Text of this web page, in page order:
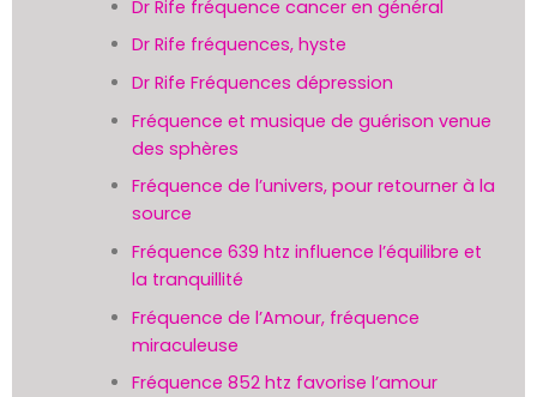
Dr Rife fréquence cancer en général
Dr Rife fréquences, hyste
Dr Rife Fréquences dépression
Fréquence et musique de guérison venue
des sphères
Fréquence de l’univers, pour retourner à la
source
Fréquence 639 htz influence l’équilibre et
la tranquillité
Fréquence de l’Amour, fréquence
miraculeuse
Fréquence 852 htz favorise l’amour